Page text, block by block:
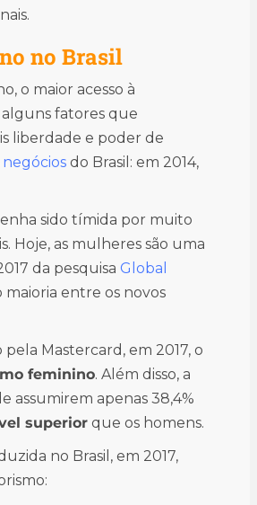
no Brasil
o maior acesso à
fatores que
liberdade e poder de
negócios do Brasil: em 2014,
sido tímida por muito
Hoje, as mulheres são uma
da pesquisa Global
maioria entre os novos
Mastercard, em 2017, o
feminino. Além disso, a
assumirem apenas 38,4%
superior que os homens.
no Brasil, em 2017,